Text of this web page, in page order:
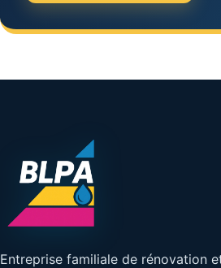
Entreprise familiale de rénovation